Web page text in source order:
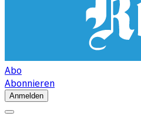
Abo
Abonnieren
Anmelden